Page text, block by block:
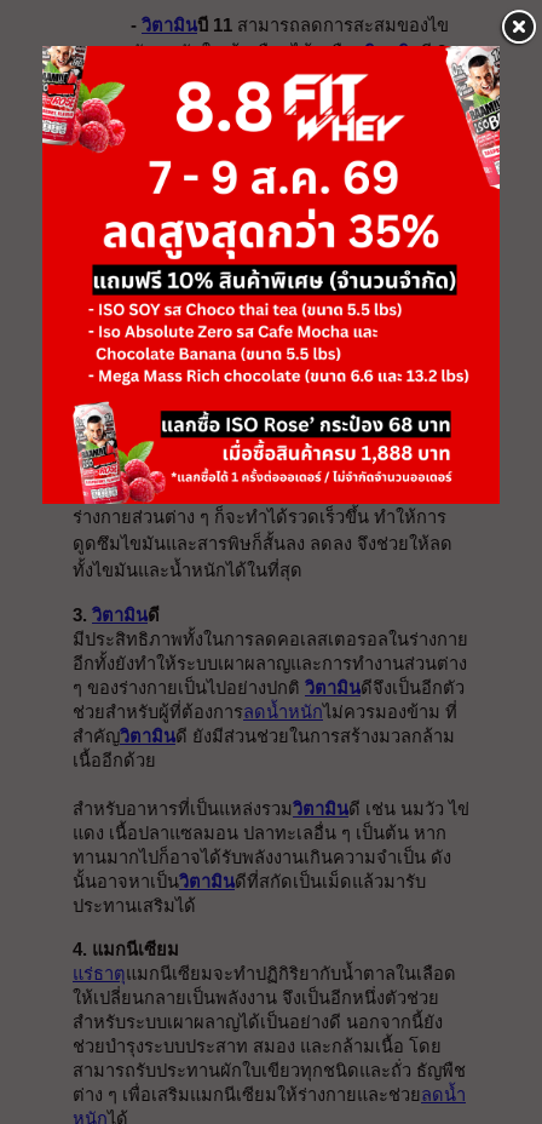
- วิตามินบี 11 สามารถลดการสะสมของไข
มันอุดตันในเส้นเลือดได้เหมือนวิตามินบี 8
และยังช่วยป้องกันการเกิดไขมันพอกตับอีก
2 วิตามิน
โดยปกติแล้ว
วิตามินซีที่มักมีอยู่ในผัก ผลไม้รสเปรี้ยว
จะขึ้นชื่อในเรื่องของการกินเพื่อช่วยเสริมภูมิคุ้มกัน
ให้กับร่างกาย ช่วยป้องกันให้ไม่ป่วยหรือเป็นหวัด รวม
ถึงยังมีสารต้านอนุมูลอิสระที่จะทำให้เกิดริ้วรอย จัง
ทำให้ผิวพรรณสดใส เปล่งปลั่ง ชะลอวัยได้อย่างดี
ส่วนในแง่ของการลดหรือคุมน้ำหนักนั้น
ส่วนช่วยให้ร่างกายควบคุมระดับคอเลสเตอรอลได้ดี
ขึ้น รวมถึงมีฤทธิ์ในการกระตุ้นการขับถ่ายให้เป็น
ปกติ ซึ่งเป็นจุดเริ่มต้นที่ดีของการลดน้ำหนัก เพราะ
สารพิษจากร่างกายได้ถูกขับออกไปอย่างสม่ำเสมอ
จากนั้นเมื่อลำไส้ว่าง ระบบการลำเลียงอาหารใน
ร่างกายส่วนต่าง ๆ ก็จะทำได้รวดเร็วขึ้น ทำให้การ
ดูดซึมไขมันและสารพิษก็สั้นลง ลดลง จึงช่วยให้ลด
ทั้งไขมันและน้ำหนักได้ในที่สุด
3. วิตามินดี
มีประสิทธิภาพทั้งในการลดคอเลสเตอรอลในร่างกาย
อีกทั้งยังทำให้ระบบเผาผลาญและการทำงานส่วนต่าง
ๆ ของร่างกายเป็นไปอย่างปกติ วิตามินดีจึงเป็นอีกตัว
ช่วยสำหรับผู้ที่ต้องการลดน้ำหนักไม่ควรมองข้าม ที่
สำคัญวิตามินดี ยังมีส่วนช่วยในการสร้างมวลกล้าม
เนื้ออีกด้วย
สำหรับอาหารที่เป็นแหล่งรวมวิตามินดี เช่น นมวัว ไข่
แดง เนื้อปลาแซลมอน ปลาทะเลอื่น ๆ เป็นต้น หาก
ทานมากไปก็อาจได้รับพลังงานเกินความจำเป็น ดัง
นั้นอาจหาเป็นวิตามินดีที่สกัดเป็นเม็ดแล้วมารับ
ประทานเสริมได้
4. แมกนีเซียม
แร่ธาตุแมกนีเซียมจะทำปฏิกิริยากับน้ำตาลในเลือด
ให้เปลี่ยนกลายเป็นพลังงาน จึงเป็นอีกหนึ่งตัวช่วย
สำหรับระบบเผาผลาญได้เป็นอย่างดี นอกจากนี้ยัง
ช่วยบำรุงระบบประสาท สมอง และกล้ามเนื้อ โดย
สามารถรับประทานผักใบเขียวทุกชนิดและถั่ว ธัญพืช
ต่าง ๆ เพื่อเสริมแมกนีเซียมให้ร่างกายและช่วยลดน้ำ
หนักได้